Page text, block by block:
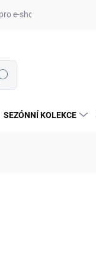
e-shop ufotaka.eu
SEZÓNNÍ KOLEKCE